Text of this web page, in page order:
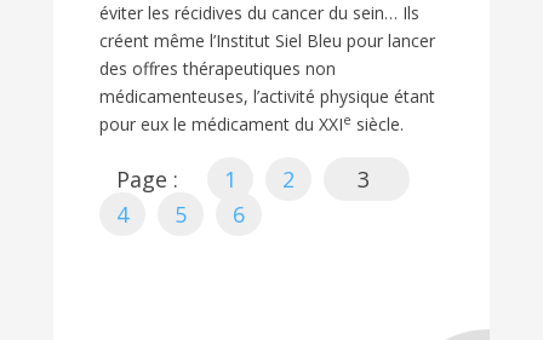
éviter les récidives du cancer du sein… Ils
créent même l’Institut Siel Bleu pour lancer
des offres thérapeutiques non
médicamenteuses, l’activité physique étant
pour eux le médicament du XXIe siècle.
Page : 1 2
3
4
5 6